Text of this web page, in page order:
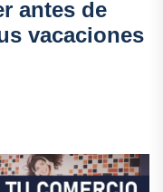
antes de
vacaciones